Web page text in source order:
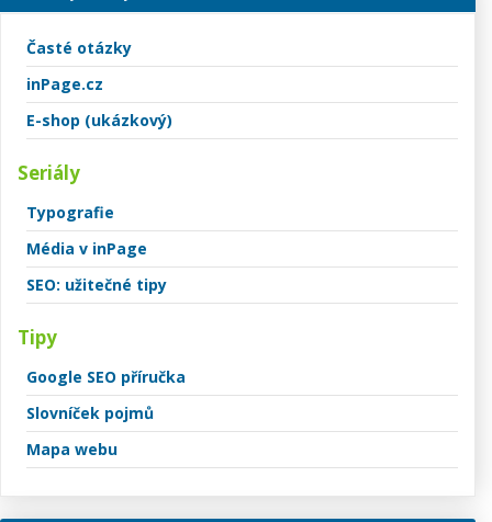
Časté otázky
inPage.cz
E-shop (ukázkový)
Seriály
Typografie
Média v inPage
SEO: užitečné tipy
Tipy
Google SEO příručka
Slovníček pojmů
Mapa webu